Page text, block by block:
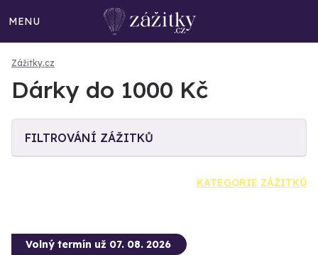
MENU
Zážitky.cz
Dárky do 1000 Kč
FILTROVÁNÍ ZÁŽITKŮ
KATEGORIE ZÁŽITKŮ
Volný termín už 07. 08. 2026